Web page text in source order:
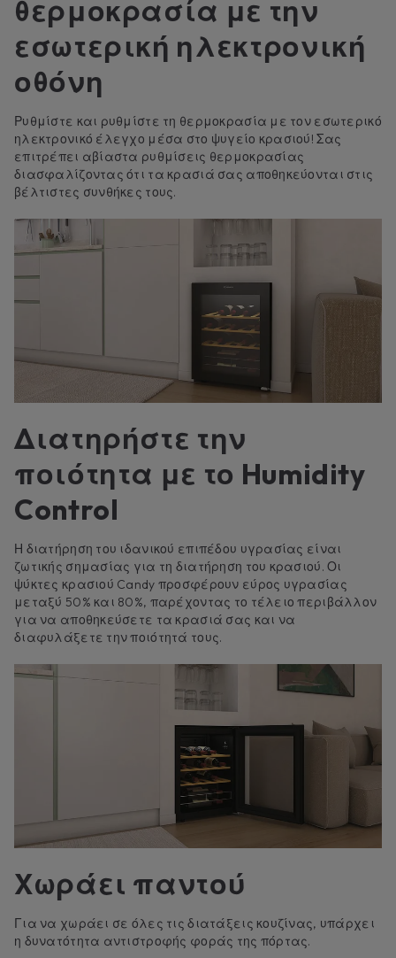
θερμοκρασία με την
εσωτερική ηλεκτρονική
οθόνη
Ρυθμίστε και ρυθμίστε τη θερμοκρασία με τον εσωτερικό
ηλεκτρονικό έλεγχο μέσα στο ψυγείο κρασιού! Σας
επιτρέπει αβίαστα ρυθμίσεις θερμοκρασίας
διασφαλίζοντας ότι τα κρασιά σας αποθηκεύονται στις
βέλτιστες συνθήκες τους.
Διατηρήστε την
ποιότητα με το Humidity
Control
Η διατήρηση του ιδανικού επιπέδου υγρασίας είναι
ζωτικής σημασίας για τη διατήρηση του κρασιού. Οι
ψύκτες κρασιού Candy προσφέρουν εύρος υγρασίας
μεταξύ 50% και 80%, παρέχοντας το τέλειο περιβάλλον
για να αποθηκεύσετε τα κρασιά σας και να
διαφυλάξετε την ποιότητά τους.
Χωράει παντού
Για να χωράει σε όλες τις διατάξεις κουζίνας, υπάρχει
η δυνατότητα αντιστροφής φοράς της πόρτας.